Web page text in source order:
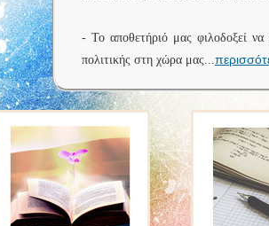
- Το αποθετήριό μας φιλοδοξεί
πολιτικής στη χώρα μας...